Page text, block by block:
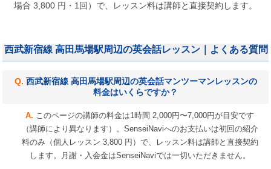
場合 3,800 円・1回）で、レッスン料は講師と直接契約します。
西武新宿線 高田馬場駅周辺の英会話レッスン｜よくある質問
西武新宿線 高田馬場駅周辺の英会話マンツーマンレッスンの
料金はいくらですか？
このページの講師の料金は1時間 2,000円〜7,000円が目安です
（講師により異なります）。SenseiNaviへのお支払いは初回の紹介
料のみ（個人レッスン 3,800 円）で、レッスン料は講師と直接契約
します。月謝・入会金はSenseiNaviでは一切いただきません。